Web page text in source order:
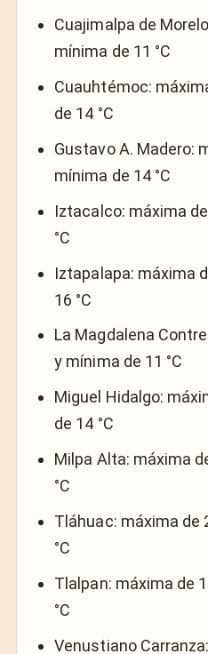
Cuajimalpa de
mínima de 11 °C
Cuauhtémoc:
de 14 °C
Gustavo A. Madero:
mínima de 14 °C
Iztacalco: máxima
°C
Iztapalapa: máxima
16 °C
La Magdalena
y mínima de 11 °C
Miguel Hidalgo:
de 14 °C
Milpa Alta: máxima
°C
Tláhuac: máxima de
°C
Tlalpan: máxima de
°C
Venustiano